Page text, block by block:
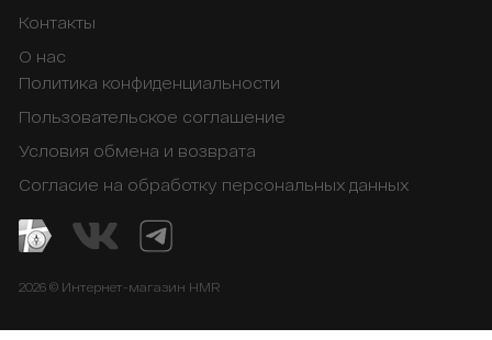
Контакты
О нас
Политика конфиденциальности
Пользовательское соглашение
Условия обмена и возврата
Согласие на обработку персональных данных
2026 © Интернет-магазин HMR